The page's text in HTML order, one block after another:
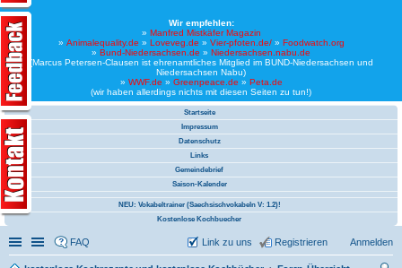
Wir empfehlen:
» Manfred Mistkäfer Magazin
» Animalequality.de » Loveveg.de » Vier-pfoten.de/» Foodwatch.org
» Bund-Niedersachsen.de » Niedersachsen.nabu.de
(Marcus Petersen-Clausen ist ehrenamtliches Mitglied im BUND-Niedersachsen und
Niedersachsen Nabu)
» WWF.de » Greenpeace.de » Peta.de
(wir haben allerdings nichts mit diesen Seiten zu tun!)
Startseite
Impressum
Datenschutz
Links
Gemeindebrief
Saison-Kalender
NEU: Vokabeltrainer (Saechsischvokabeln V: 1.2)!
Kostenlose Kochbuecher
Schnellzugriff
Linkliste
FAQ Anmelden
Registrieren
Link zu uns